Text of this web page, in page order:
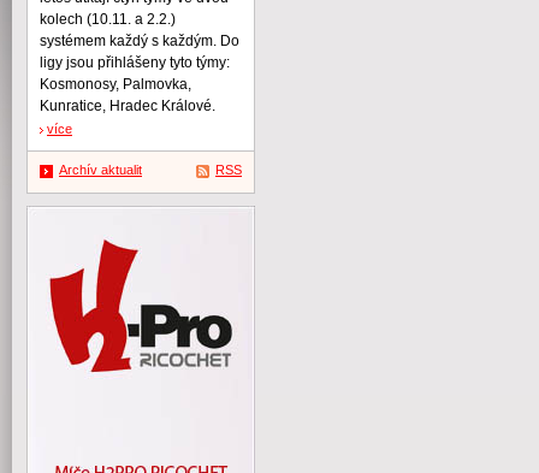
kolech (10.11. a 2.2.)
systémem každý s každým. Do
ligy jsou přihlášeny tyto týmy:
Kosmonosy, Palmovka,
Kunratice, Hradec Králové.
více
Archív aktualit RSS